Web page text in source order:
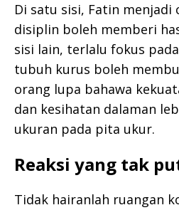
Di satu sisi, Fatin menjadi
disiplin boleh memberi
sisi lain, terlalu fokus
tubuh kurus boleh
orang lupa bahawa
dan kesihatan dalaman
ukuran pada pita ukur.
Reaksi yang tak
Tidak hairanlah ruangan